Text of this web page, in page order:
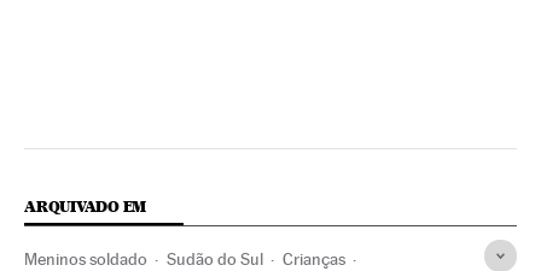
ARQUIVADO EM
Meninos soldado Sudão do Sul Crianças